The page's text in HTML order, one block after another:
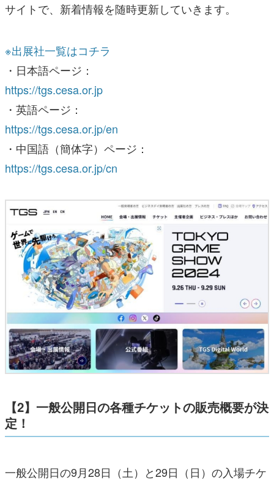
サイトで、新着情報を随時更新していきます。
※出展社一覧はコチラ
・日本語ページ：
https://tgs.cesa.or.jp
・英語ページ：
https://tgs.cesa.or.jp/en
・中国語（簡体字）ページ：
https://tgs.cesa.or.jp/cn
【2】一般公開日の各種チケットの販売概要が決
定！
一般公開日の9月28日（土）と29日（日）の入場チケ